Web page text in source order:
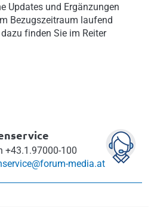
Updates und Ergänzungen
Bezugszeitraum laufend
finden Sie im Reiter
+43.1.97000-100
media.at